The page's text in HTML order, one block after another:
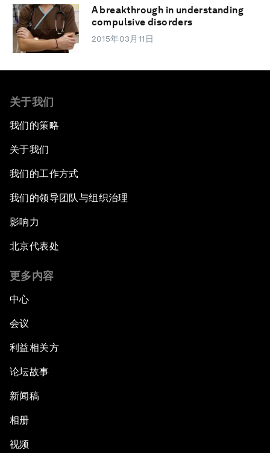
A breakthrough in understanding
compulsive disorders
2015年03月11日
关于我们
我们的策略
关于我们
我们的工作方式
我们的领导团队与组织治理
影响力
北京代表处
更多内容
中心
会议
利益相关方
论坛故事
新闻稿
相册
视频